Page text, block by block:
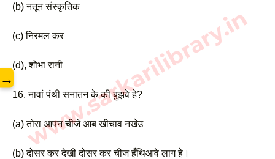
(b) नतून संस्कृतिक
(c) निरमल कर
(d), शोभा रानी
16. नावां पंथी सनातन के की बुझवे हे?
(a) तोरा आपन चीजे आब खीचाव नखेउ
(b) दोसर कर देखी दोसर कर चीज हँथिआवे लाग हे।
www.sarkarilibrary.in
→